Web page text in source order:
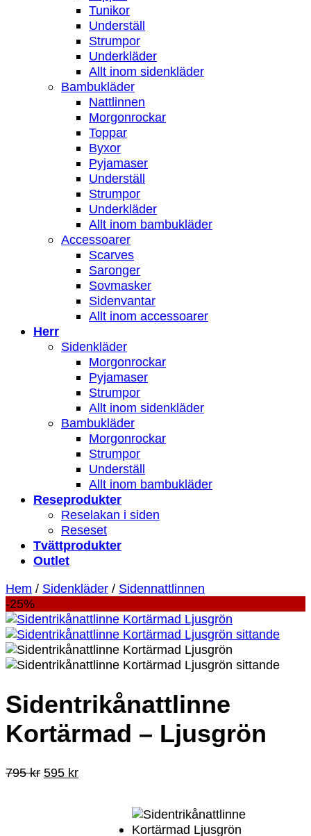
Tunikor
Underställ
Strumpor
Underkläder
Allt inom sidenkläder
Bambukläder
Nattlinnen
Morgonrockar
Toppar
Byxor
Pyjamaser
Underställ
Strumpor
Underkläder
Allt inom bambukläder
Accessoarer
Scarves
Saronger
Sovmasker
Sidenvantar
Allt inom accessoarer
Herr
Sidenkläder
Morgonrockar
Pyjamaser
Strumpor
Allt inom sidenkläder
Bambukläder
Morgonrockar
Strumpor
Underställ
Allt inom bambukläder
Reseprodukter
Reselakan i siden
Reseset
Tvättprodukter
Outlet
Hem / Sidenkläder / Sidennattlinnen
-25%
Sidentrikånattlinne
Kortärmad – Ljusgrön
795kr Det
595 krDet